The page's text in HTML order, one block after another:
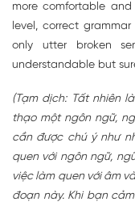
more comfortable
level, correct
only utter broken
understandable but
(Tạm dịch: Tất nhiên
thạo một ngôn ngữ,
cần được chú ý như
quen với ngôn ngữ,
việc làm quen với âm
đoạn này. Khi bạn